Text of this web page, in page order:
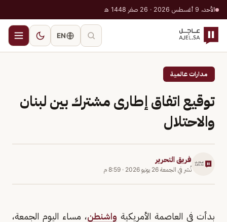
الأحد، 9 أغسطس 2026 · 26 صفر 1448 هـ
EN
مدارات عالمية
توقيع اتفاق إطارى مشترك بين لبنان
والاحتلال
فريق التحرير
نُشر في الجمعة 26 يونيو 2026 · 8:59 م
بدأت في العاصمة الأمريكية واشنطن، مساء اليوم الجمعة،